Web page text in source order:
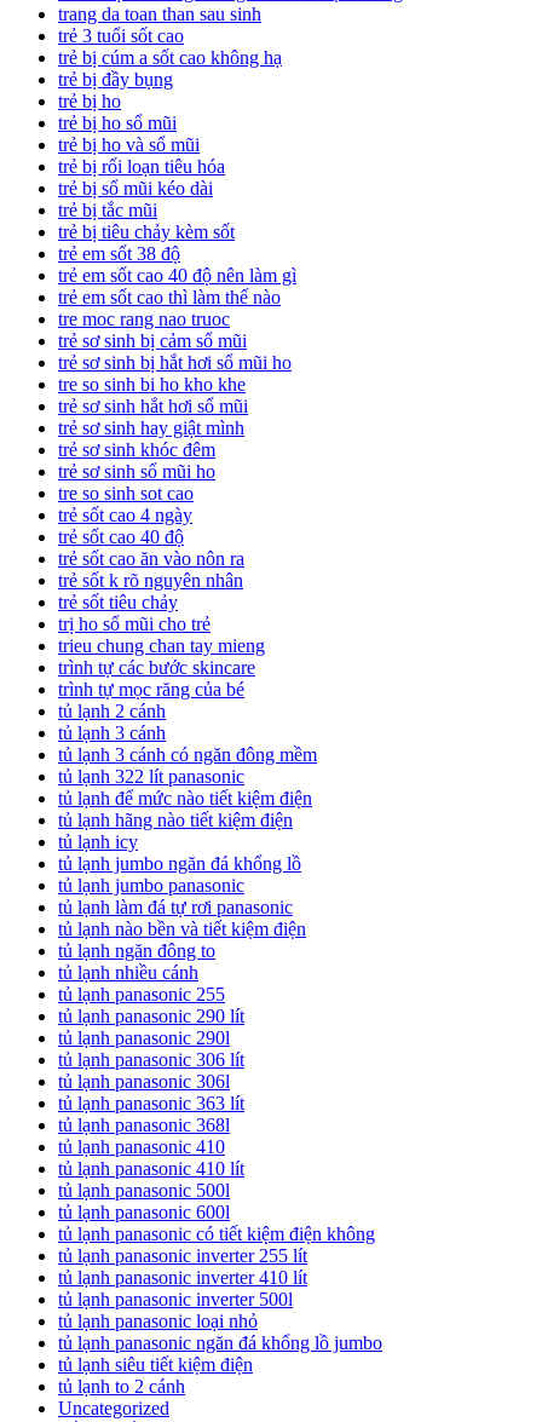
trang da toan than sau sinh
trẻ 3 tuổi sốt cao
trẻ bị cúm a sốt cao không hạ
trẻ bị đầy bụng
trẻ bị ho
trẻ bị ho sổ mũi
trẻ bị ho và sổ mũi
trẻ bị rối loạn tiêu hóa
trẻ bị sổ mũi kéo dài
trẻ bị tắc mũi
trẻ bị tiêu chảy kèm sốt
trẻ em sốt 38 độ
trẻ em sốt cao 40 độ nên làm gì
trẻ em sốt cao thì làm thế nào
tre moc rang nao truoc
trẻ sơ sinh bị cảm sổ mũi
trẻ sơ sinh bị hắt hơi sổ mũi ho
tre so sinh bi ho kho khe
trẻ sơ sinh hắt hơi sổ mũi
trẻ sơ sinh hay giật mình
trẻ sơ sinh khóc đêm
trẻ sơ sinh sổ mũi ho
tre so sinh sot cao
trẻ sốt cao 4 ngày
trẻ sốt cao 40 độ
trẻ sốt cao ăn vào nôn ra
trẻ sốt k rõ nguyên nhân
trẻ sốt tiêu chảy
trị ho sổ mũi cho trẻ
trieu chung chan tay mieng
trình tự các bước skincare
trình tự mọc răng của bé
tủ lạnh 2 cánh
tủ lạnh 3 cánh
tủ lạnh 3 cánh có ngăn đông mềm
tủ lạnh 322 lít panasonic
tủ lạnh để mức nào tiết kiệm điện
tủ lạnh hãng nào tiết kiệm điện
tủ lạnh icy
tủ lạnh jumbo ngăn đá khổng lồ
tủ lạnh jumbo panasonic
tủ lạnh làm đá tự rơi panasonic
tủ lạnh nào bền và tiết kiệm điện
tủ lạnh ngăn đông to
tủ lạnh nhiều cánh
tủ lạnh panasonic 255
tủ lạnh panasonic 290 lít
tủ lạnh panasonic 290l
tủ lạnh panasonic 306 lít
tủ lạnh panasonic 306l
tủ lạnh panasonic 363 lít
tủ lạnh panasonic 368l
tủ lạnh panasonic 410
tủ lạnh panasonic 410 lít
tủ lạnh panasonic 500l
tủ lạnh panasonic 600l
tủ lạnh panasonic có tiết kiệm điện không
tủ lạnh panasonic inverter 255 lít
tủ lạnh panasonic inverter 410 lít
tủ lạnh panasonic inverter 500l
tủ lạnh panasonic loại nhỏ
tủ lạnh panasonic ngăn đá khổng lồ jumbo
tủ lạnh siêu tiết kiệm điện
tủ lạnh to 2 cánh
Uncategorized